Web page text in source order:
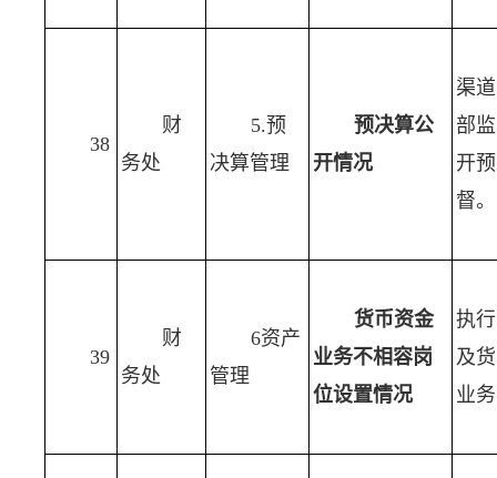
38
财
务处
5.预
决算管理
预决算公
开情况
渠
部
开
督。
39
财
务处
6资产
管理
货币资金
业务不相容岗
位设置情况
执
及
业